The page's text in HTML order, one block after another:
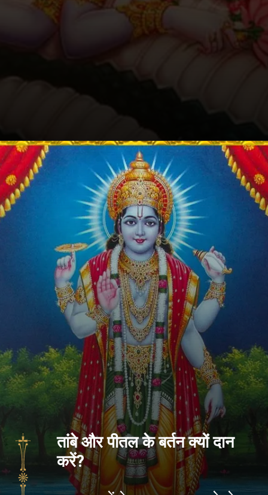
तांबे और पीतल के बर्तन क्यों दान
करें?